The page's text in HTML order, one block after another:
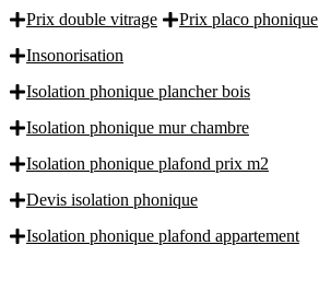
Prix double vitrage
Prix placo phonique
Insonorisation
Isolation phonique plancher bois
Isolation phonique mur chambre
Isolation phonique plafond prix m2
Devis isolation phonique
Isolation phonique plafond appartement